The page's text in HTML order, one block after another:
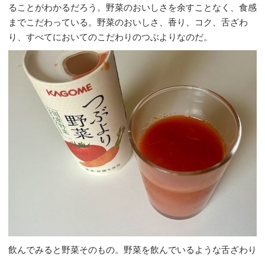
ることがわかるだろう。野菜のおいしさを余すことなく、食感
までこだわっている。野菜のおいしさ、香り、コク、舌ざわ
り、すべてにおいてのこだわりのつぶよりなのだ。
飲んでみると野菜そのもの。野菜を飲んでいるような舌ざわり